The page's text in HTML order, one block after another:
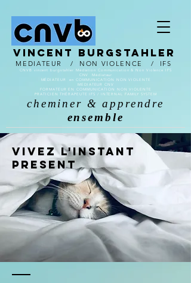
Vincent burgstahler
MEDIATEUR / NON VIOLENCE / IFS
CNVB vincent burgstahler Médiation Communication & Non Violence IFS
CNV Médiateur
MÉDIATEUR en COMMUNICATION NON VIOLENTE
MEDIATEUR CNV
FORMATEUR EN COMMUNICATION NON VIOLENTE
PRATICIEN THÉRAPEUTE IFS / INTERNAL FAMILY SYSTEM
cheminer & apprendre
ensemble
VIVEZ l'instant
present